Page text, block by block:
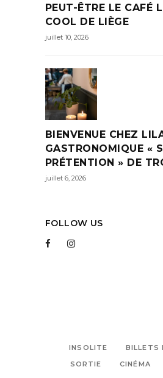
PEUT-ÊTRE LE CAFÉ
COOL DE LIÈGE
juillet 10, 2026
BIENVENUE CHEZ
GASTRONOMIQUE «
PRÉTENTION » DE
juillet 6, 2026
FOLLOW US
INSOLITE
BILLETS
SORTIE
CINÉMA